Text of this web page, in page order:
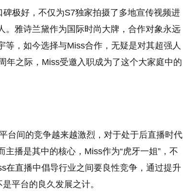
极好，不仅为S7独家拍摄了多地宣传视频进
雅诗兰黛作为国际时尚大牌，合作对象永远
，如今选择与Miss合作，无疑是对其超强人
年之际，Miss受邀入职成为了这个大家庭中的
台间的竞争越来越激烈，对于处于后直播时代
播是其中的核心，Miss作为“虎牙一姐”，不
在直播中倡导行业之间要良性竞争，通过提升
平台的良久发展之计。